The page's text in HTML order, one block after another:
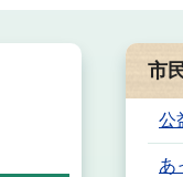
市
公
あ